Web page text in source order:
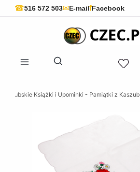
☎516 572 503✉E-mailfFacebook
Otwórz wyszukiwarkę
Kaszubskie Książki i Upominki - Pamiątki z Kaszub